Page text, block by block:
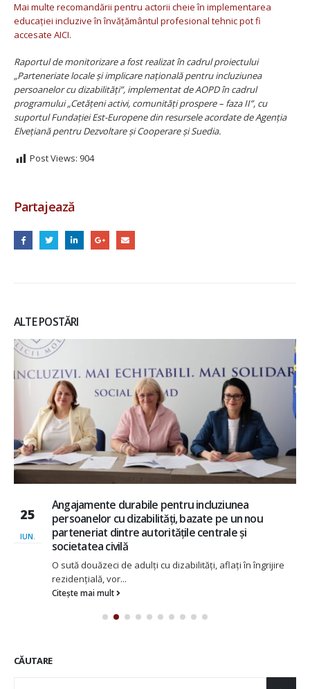
Mai multe recomandării pentru actorii cheie în implementarea
educației incluzive în învățământul profesional tehnic pot fi
accesate AICI.
Raportul de monitorizare a fost realizat în cadrul proiectului
„Parteneriate locale și implicare națională pentru incluziunea
persoanelor cu dizabilități”, implementat de AOPD în cadrul
programului „Cetățeni activi, comunități prospere – faza II”, cu
suportul Fundației Est-Europene din resursele acordate de Agenția
Elvețiană pentru Dezvoltare și Cooperare și Suedia.
Post Views: 904
Partajează
ALTE POSTĂRI
25
IUN.
Angajamente durabile pentru incluziunea
persoanelor cu dizabilități, bazate pe un nou
parteneriat dintre autoritățile centrale și
societatea civilă
O sută douăzeci de adulți cu dizabilități, aflați în îngrijire
rezidențială, vor...
Citește mai mult
CĂUTARE